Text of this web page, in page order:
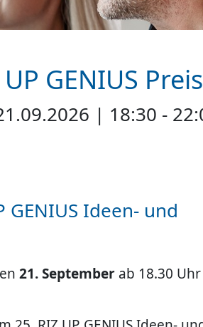
UP GENIUS
| 18:30 -
GENIUS Ideen- und
21. September ab 18.30 Uhr